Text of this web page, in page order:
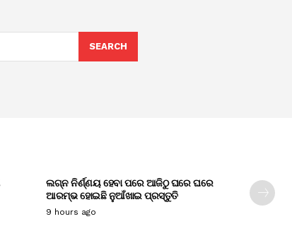
SEARCH
ଲଗ୍ନ ନିର୍ଣ୍ଣୟ ହେବା ପରେ ଆଜିଠୁ ଘରେ ଘରେ
ଆରମ୍ଭ ହୋଇଛି ନୁଆଁଖାଇ ପ୍ରସ୍ତୁତି
9 hours ago